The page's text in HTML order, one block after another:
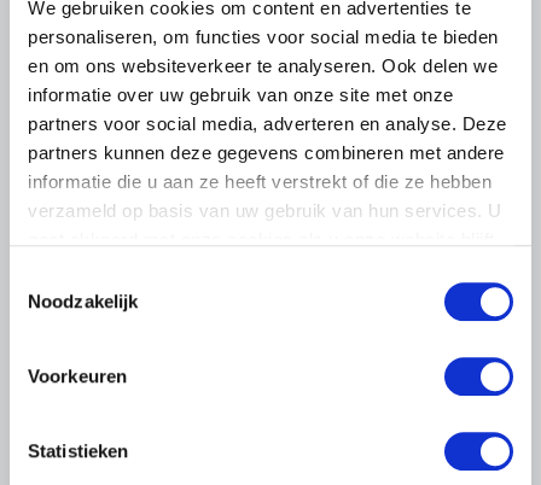
We gebruiken cookies om content en advertenties te
personaliseren, om functies voor social media te bieden
en om ons websiteverkeer te analyseren. Ook delen we
informatie over uw gebruik van onze site met onze
partners voor social media, adverteren en analyse. Deze
partners kunnen deze gegevens combineren met andere
informatie die u aan ze heeft verstrekt of die ze hebben
verzameld op basis van uw gebruik van hun services. U
Noodzakelijk
Voorkeuren
Statistieken
BELANGRIJKE INFORMATIE
6 AUGUSTUS 2026
pluimveehouders
leden op om op vrijdagochtend 14 augustus massaal naar
Lees meer